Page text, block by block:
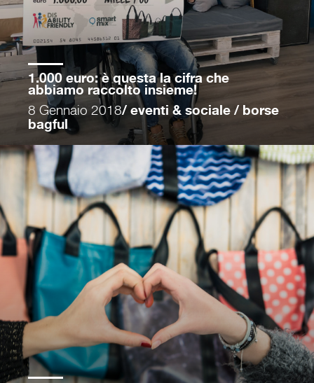
1.000 euro: è questa la cifra che
abbiamo raccolto insieme!
8 Gennaio 2018/ eventi & sociale / borse
bagful